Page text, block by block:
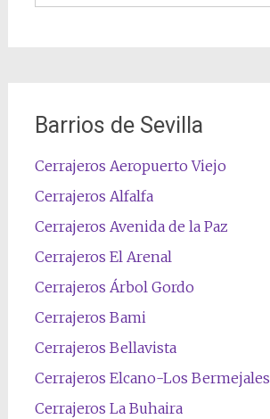
Barrios de Sevilla
Cerrajeros Aeropuerto Viejo
Cerrajeros Alfalfa
Cerrajeros Avenida de la Paz
Cerrajeros El Arenal
Cerrajeros Árbol Gordo
Cerrajeros Bami
Cerrajeros Bellavista
Cerrajeros Elcano-Los Bermejales
Cerrajeros La Buhaira